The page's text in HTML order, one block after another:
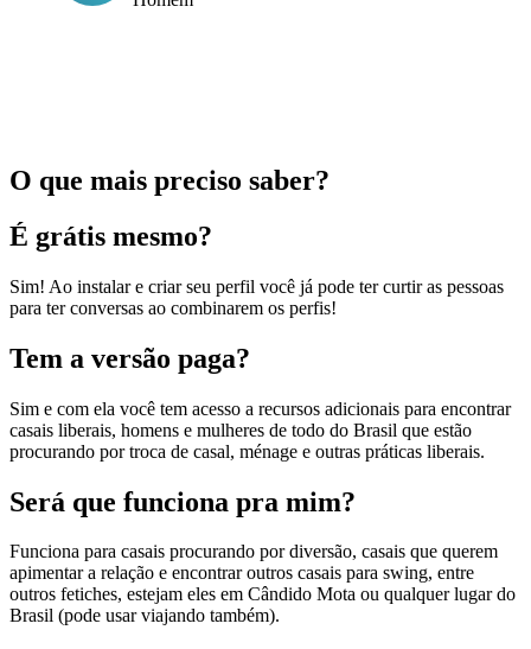
O que mais preciso saber?
É grátis mesmo?
Sim! Ao instalar e criar seu perfil você já pode ter curtir as pessoas
para ter conversas ao combinarem os perfis!
Tem a versão paga?
Sim e com ela você tem acesso a recursos adicionais para encontrar
casais liberais, homens e mulheres de todo do Brasil que estão
procurando por troca de casal, ménage e outras práticas liberais.
Será que funciona pra mim?
Funciona para casais procurando por diversão, casais que querem
apimentar a relação e encontrar outros casais para swing, entre
outros fetiches, estejam eles em Cândido Mota ou qualquer lugar do
Brasil (pode usar viajando também).